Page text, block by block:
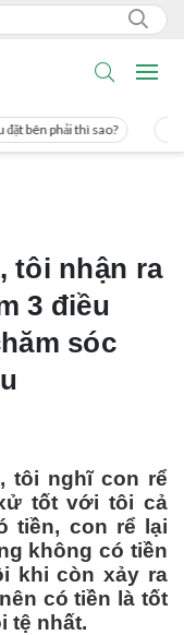
Cách uống nước mía
tôi nhận ra
3 điều
sóc
tôi nghĩ con rể
tốt với tôi cả
tiền, con rể lại
không có tiền
khi còn xảy ra
có tiền là tốt
tệ nhất.